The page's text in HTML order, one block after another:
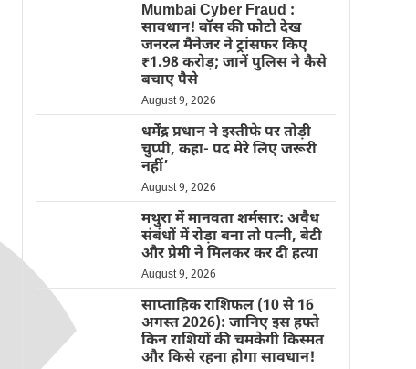
Mumbai Cyber Fraud :
सावधान! बॉस की फोटो देख
जनरल मैनेजर ने ट्रांसफर किए
₹1.98 करोड़; जानें पुलिस ने कैसे
बचाए पैसे
August 9, 2026
धर्मेंद्र प्रधान ने इस्तीफे पर तोड़ी
चुप्पी, कहा- पद मेरे लिए जरूरी
नहीं’
August 9, 2026
मथुरा में मानवता शर्मसार: अवैध
संबंधों में रोड़ा बना तो पत्नी, बेटी
और प्रेमी ने मिलकर कर दी हत्या
August 9, 2026
साप्ताहिक राशिफल (10 से 16
अगस्त 2026): जानिए इस हफ्ते
किन राशियों की चमकेगी किस्मत
और किसे रहना होगा सावधान!